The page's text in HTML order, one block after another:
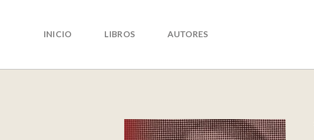
INICIO LIBROS AUTORES